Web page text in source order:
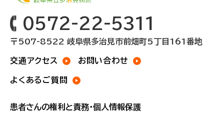
0572-22-5311
〒507-8522 岐阜県多治見市前畑町5丁目161番地
交通アクセス お問い合わせ
よくあるご質問
患者さんの権利と責務・個人情報保護